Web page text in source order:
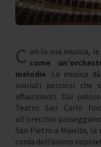
C on la sua musica,
come
melodie. La musica
svariati percorsi che
affascinanti. Dai
Teatro San Carlo
all'orecchio
San Pietro a Maiella, la
corda dell’animo